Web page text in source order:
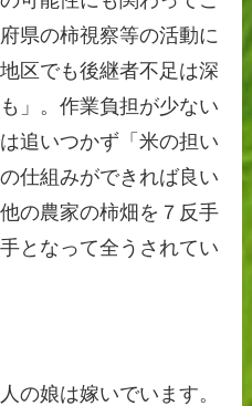
県の柿視察等の活動に
区でも後継者不足は深
」。作業負担が少ない
追いつかず「米の担い
仕組みができれば良い
の農家の柿畑を７反手
となって全うされてい
の娘は嫁いでいます。